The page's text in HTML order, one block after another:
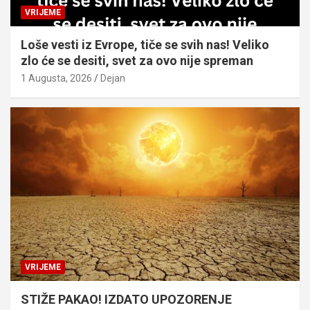
VRIJEME
Loše vesti iz Evrope, tiče se svih nas! Veliko
zlo će se desiti, svet za ovo nije spreman
1 Augusta, 2026 Dejan
VRIJEME
STIŽE PAKAO! IZDATO UPOZORENJE